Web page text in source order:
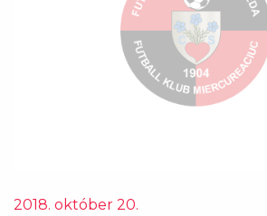
2018. október 20.